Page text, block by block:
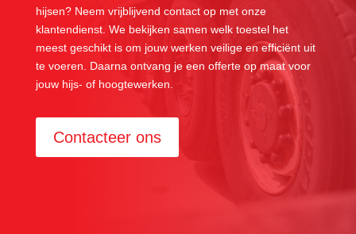
hijsen? Neem vrijblijvend contact op met onze
klantendienst. We bekijken samen welk toestel het
meest geschikt is om jouw werken veilige en efficiënt uit
te voeren. Daarna ontvang je een offerte op maat voor
jouw hijs- of hoogtewerken.
Contacteer ons